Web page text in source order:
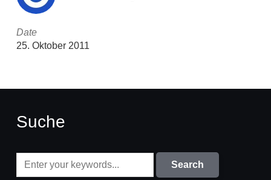
Date
25. Oktober 2011
Suche